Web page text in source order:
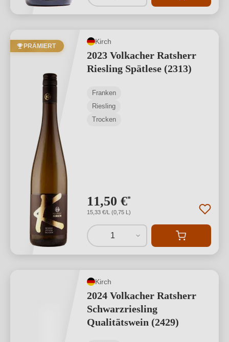
PRÄMIERT
Kirch
2023 Volkacher Ratsherr
Riesling Spätlese (2313)
Franken
Riesling
Trocken
11,50 €*
15,33 €/L (0,75 L)
1
Kirch
2024 Volkacher Ratsherr
Schwarzriesling
Qualitätswein (2429)